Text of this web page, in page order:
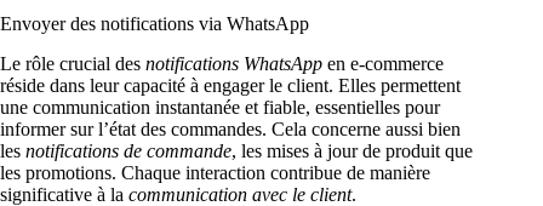
Envoyer des notifications via WhatsApp
Le rôle crucial des notifications WhatsApp en e-commerce
réside dans leur capacité à engager le client. Elles permettent
une communication instantanée et fiable, essentielles pour
informer sur l’état des commandes. Cela concerne aussi bien
les notifications de commande, les mises à jour de produit que
les promotions. Chaque interaction contribue de manière
significative à la communication avec le client.